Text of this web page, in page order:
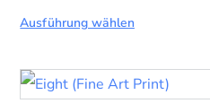
Ausführung wählen